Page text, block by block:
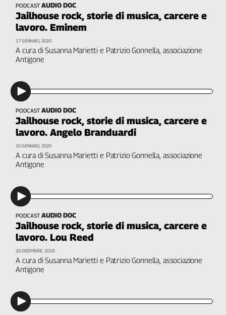
Easy
Idea
Diffusa
Le
trasmissioni
Work
Progress
L'Italia
Lavoro
Abruzzo-
Molise
Alto
Adige
Basilicata
Campania
PODCAST AUDIO DOC
Jailhouse rock, storie di musica, carcere e
lavoro. Eminem
A cura di Susanna Marietti e Patrizio Gonnella, associazione
Antigone
17 GENNAIO, 2020
PODCAST AUDIO DOC
Jailhouse rock, storie di musica, carcere e
lavoro. Angelo Branduardi
A cura di Susanna Marietti e Patrizio Gonnella, associazione
Antigone
10 GENNAIO, 2020
PODCAST AUDIO DOC
Jailhouse rock, storie di musica, carcere e
lavoro. Lou Reed
A cura di Susanna Marietti e Patrizio Gonnella, associazione
Antigone
20 DICEMBRE, 2019